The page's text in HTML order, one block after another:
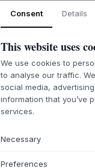
Consent Details
This website uses
We use cookies to
to analyse our traffic.
social media,
information that you’ve
services.
Necessary
Preferences